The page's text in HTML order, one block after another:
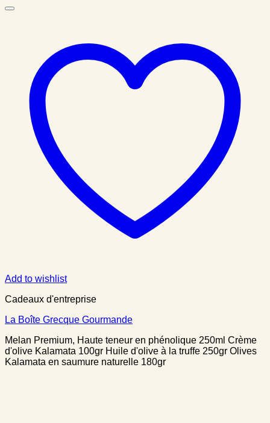
Add to wishlist
Cadeaux d'entreprise
La Boîte Grecque Gourmande
Melan Premium, Haute teneur en phénolique 250ml Crème
d'olive Kalamata 100gr Huile d'olive à la truffe 250gr Olives
Kalamata en saumure naturelle 180gr